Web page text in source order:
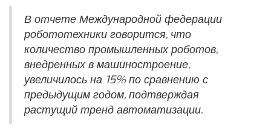
В отчете Международной федерации
робототехники говорится, что
количество промышленных роботов,
внедренных в машиностроение,
увеличилось на 15% по сравнению с
предыдущим годом, подтверждая
растущий тренд автоматизации.